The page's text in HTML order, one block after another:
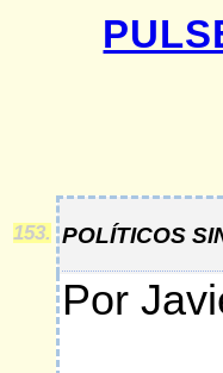
153. POLÍTICOS
Por